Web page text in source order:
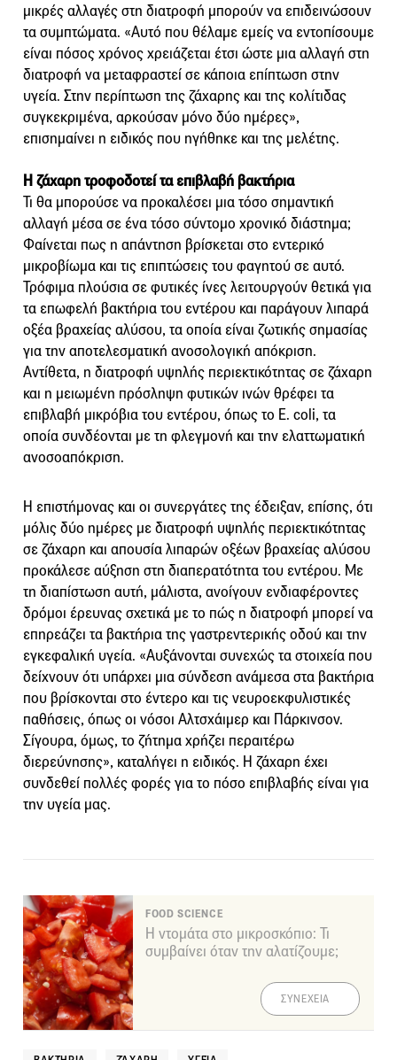
μικρές αλλαγές στη διατροφή μπορούν να επιδεινώσουν
τα συμπτώματα. «Αυτό που θέλαμε εμείς να εντοπίσουμε
είναι πόσος χρόνος χρειάζεται έτσι ώστε μια αλλαγή στη
διατροφή να μεταφραστεί σε κάποια επίπτωση στην
υγεία. Στην περίπτωση της ζάχαρης και της κολίτιδας
συγκεκριμένα, αρκούσαν μόνο δύο ημέρες»,
επισημαίνει η ειδικός που ηγήθηκε και της μελέτης.
Η ζάχαρη τροφοδοτεί τα επιβλαβή βακτήρια
Τι θα μπορούσε να προκαλέσει μια τόσο σημαντική
αλλαγή μέσα σε ένα τόσο σύντομο χρονικό διάστημα;
Φαίνεται πως η απάντηση βρίσκεται στο εντερικό
μικροβίωμα και τις επιπτώσεις του φαγητού σε αυτό.
Τρόφιμα πλούσια σε φυτικές ίνες λειτουργούν θετικά για
τα επωφελή βακτήρια του εντέρου και παράγουν λιπαρά
οξέα βραχείας αλύσου, τα οποία είναι ζωτικής σημασίας
για την αποτελεσματική ανοσολογική απόκριση.
Αντίθετα, η διατροφή υψηλής περιεκτικότητας σε ζάχαρη
και η μειωμένη πρόσληψη φυτικών ινών θρέφει τα
επιβλαβή μικρόβια του εντέρου, όπως το E. coli, τα
οποία συνδέονται με τη φλεγμονή και την ελαττωματική
ανοσοαπόκριση.
Η επιστήμονας και οι συνεργάτες της έδειξαν, επίσης, ότι
μόλις δύο ημέρες με διατροφή υψηλής περιεκτικότητας
σε ζάχαρη και απουσία λιπαρών οξέων βραχείας αλύσου
προκάλεσε αύξηση στη διαπερατότητα του εντέρου. Με
τη διαπίστωση αυτή, μάλιστα, ανοίγουν ενδιαφέροντες
δρόμοι έρευνας σχετικά με το πώς η διατροφή μπορεί να
επηρεάζει τα βακτήρια της γαστρεντερικής οδού και την
εγκεφαλική υγεία. «Αυξάνονται συνεχώς τα στοιχεία που
δείχνουν ότι υπάρχει μια σύνδεση ανάμεσα στα βακτήρια
που βρίσκονται στο έντερο και τις νευροεκφυλιστικές
παθήσεις, όπως οι νόσοι Αλτσχάιμερ και Πάρκινσον.
Σίγουρα, όμως, το ζήτημα χρήζει περαιτέρω
διερεύνησης», καταλήγει η ειδικός. Η ζάχαρη έχει
συνδεθεί πολλές φορές για το πόσο επιβλαβής είναι για
την υγεία μας.
FOOD SCIENCE
Η ντομάτα στο μικροσκόπιο: Τι
συμβαίνει όταν την αλατίζουμε;
ΣΥΝΕΧΕΙΑ